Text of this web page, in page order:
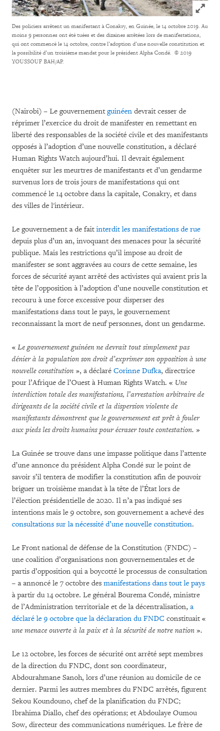
Click to
Des policiers arrêtent un manifestant à Conakry, en Guinée, le 14 octobre 2019. Au
moins 9 personnes ont été tuées et des dizaines arrêtées lors de manifestations,
qui ont commencé le 14 octobre, contre l’adoption d’une nouvelle constitution et
la possibilité d’un troisième mandat pour le président Alpha Condé. © 2019
YOUSSOUF BAH/AP.
(Nairobi) – Le gouvernement guinéen devrait cesser de
réprimer l’exercice du droit de manifester en remettant en
liberté des responsables de la société civile et des manifestants
opposés à l’adoption d’une nouvelle constitution, a déclaré
Human Rights Watch aujourd’hui. Il devrait également
enquêter sur les meurtres de manifestants et d’un gendarme
survenus lors de trois jours de manifestations qui ont
commencé le 14 octobre dans la capitale, Conakry, et dans
des villes de l'intérieur.
Le gouvernement a de fait interdit les manifestations de rue
depuis plus d’un an, invoquant des menaces pour la sécurité
publique. Mais les restrictions qu’il impose au droit de
manifester se sont aggravées au cours de cette semaine, les
forces de sécurité ayant arrêté des activistes qui avaient pris la
tête de l’opposition à l’adoption d’une nouvelle constitution et
recouru à une force excessive pour disperser des
manifestations dans tout le pays, le gouvernement
reconnaissant la mort de neuf personnes, dont un gendarme.
« Le gouvernement guinéen ne devrait tout simplement pas
dénier à la population son droit d’exprimer son opposition à une
nouvelle constitution », a déclaré Corinne Dufka, directrice
pour l’Afrique de l’Ouest à Human Rights Watch. « Une
interdiction totale des manifestations, l’arrestation arbitraire de
dirigeants de la société civile et la dispersion violente de
manifestants démontrent que le gouvernement est prêt à fouler
aux pieds les droits humains pour écraser toute contestation. »
La Guinée se trouve dans une impasse politique dans l’attente
d’une annonce du président Alpha Condé sur le point de
savoir s’il tentera de modifier la constitution afin de pouvoir
briguer un troisième mandat à la tête de l’État lors de
l’élection présidentielle de 2020. Il n’a pas indiqué ses
intentions mais le 9 octobre, son gouvernement a achevé des
consultations sur la nécessité d’une nouvelle constitution.
Le Front national de défense de la Constitution (FNDC) –
une coalition d’organisations non gouvernementales et de
partis d’opposition qui a boycotté le processus de consultation
– a annoncé le 7 octobre des manifestations dans tout le pays
à partir du 14 octobre. Le général Bourema Condé, ministre
de l’Administration territoriale et de la décentralisation, a
déclaré le 9 octobre que la déclaration du FNDC constituait «
une menace ouverte à la paix et à la sécurité de notre nation ».
Le 12 octobre, les forces de sécurité ont arrêté sept membres
de la direction du FNDC, dont son coordinateur,
Abdourahmane Sanoh, lors d’une réunion au domicile de ce
dernier. Parmi les autres membres du FNDC arrêtés, figurent
Sekou Koundouno, chef de la planification du FNDC;
Ibrahima Diallo, chef des opérations; et Abdoulaye Oumou
Sow, directeur des communications numériques. Le frère de